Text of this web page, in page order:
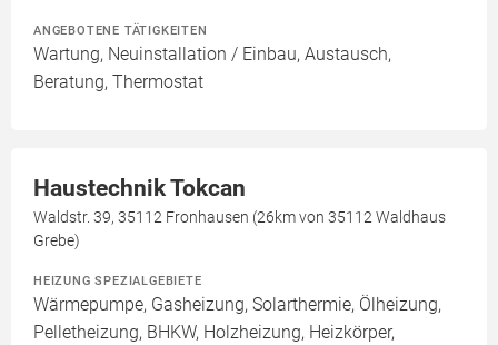
ANGEBOTENE TÄTIGKEITEN
Wartung, Neuinstallation / Einbau, Austausch,
Beratung, Thermostat
Haustechnik Tokcan
Waldstr. 39, 35112 Fronhausen (26km von 35112 Waldhaus
Grebe)
HEIZUNG SPEZIALGEBIETE
Wärmepumpe, Gasheizung, Solarthermie, Ölheizung,
Pelletheizung, BHKW, Holzheizung, Heizkörper,